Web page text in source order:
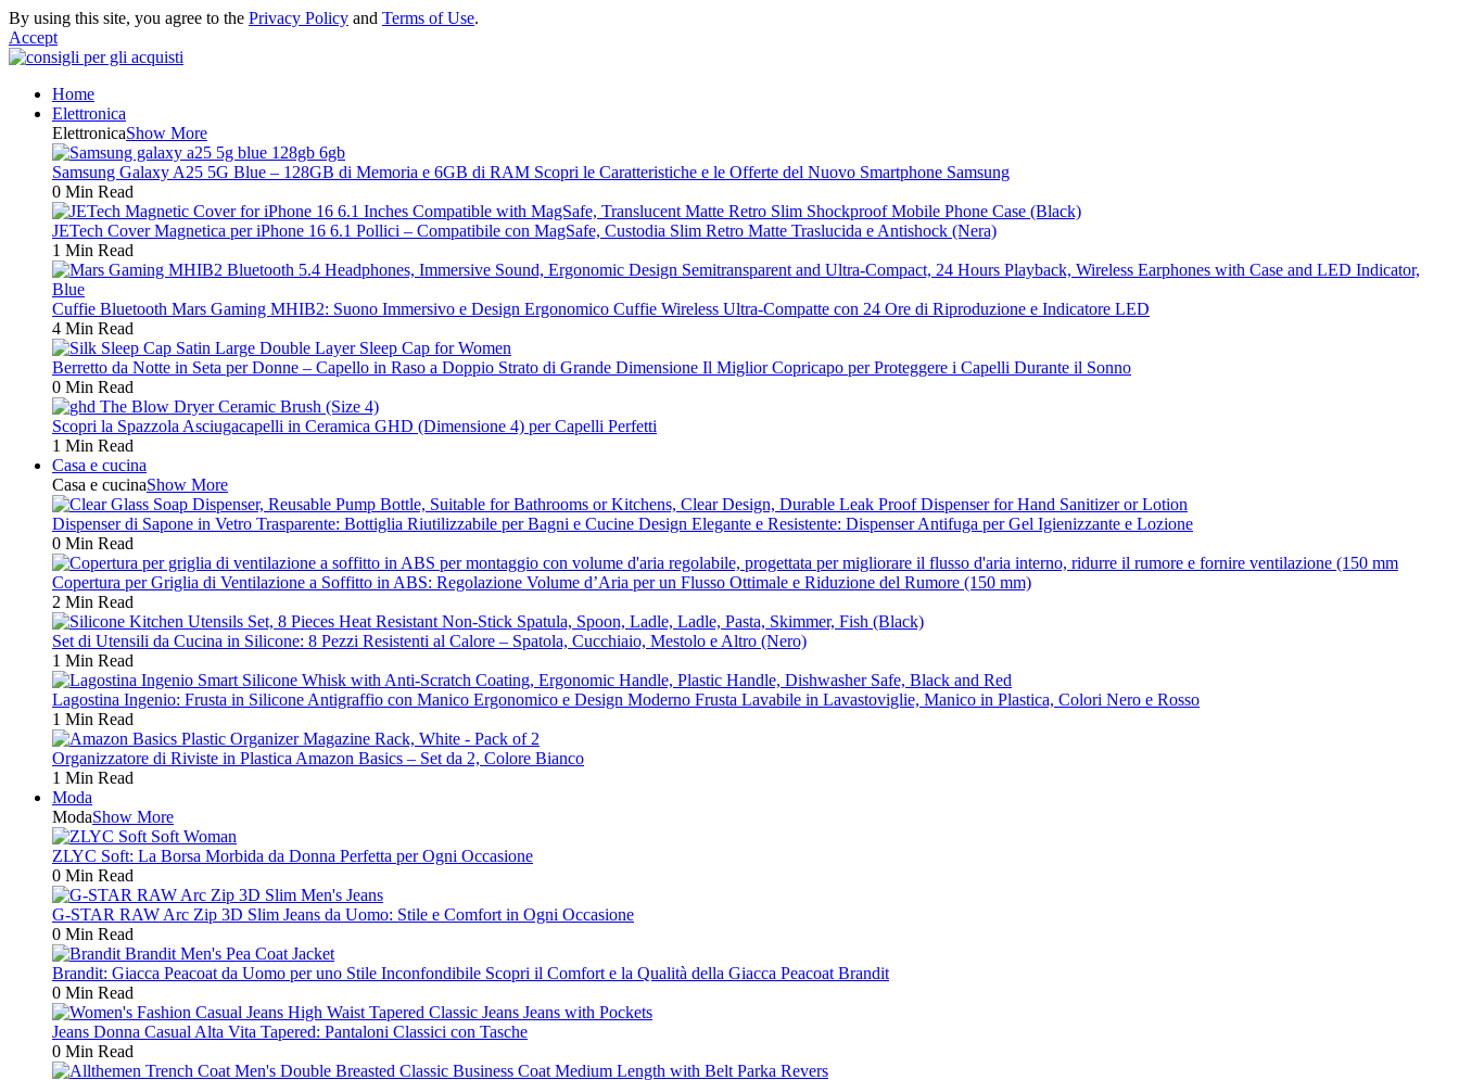
By using this site, you agree to the Privacy Policy and Terms of Use.
Accept
Home
Elettronica
ElettronicaShow More
Samsung Galaxy A25 5G Blue – 128GB di Memoria e 6GB di RAM Scopri le Caratteristiche e le Offerte del Nuovo Smartphone Samsung
0 Min Read
JETech Cover Magnetica per iPhone 16 6.1 Pollici – Compatibile con MagSafe, Custodia Slim Retro Matte Traslucida e Antishock (Nera)
1 Min Read
Cuffie Bluetooth Mars Gaming MHIB2: Suono Immersivo e Design Ergonomico Cuffie Wireless Ultra-Compatte con 24 Ore di Riproduzione e Indicatore LED
4 Min Read
Berretto da Notte in Seta per Donne – Capello in Raso a Doppio Strato di Grande Dimensione Il Miglior Copricapo per Proteggere i Capelli Durante il Sonno
0 Min Read
Scopri la Spazzola Asciugacapelli in Ceramica GHD (Dimensione 4) per Capelli Perfetti
1 Min Read
Casa e cucina
Casa e cucinaShow More
Dispenser di Sapone in Vetro Trasparente: Bottiglia Riutilizzabile per Bagni e Cucine Design Elegante e Resistente: Dispenser Antifuga per Gel Igienizzante e Lozione
0 Min Read
Copertura per Griglia di Ventilazione a Soffitto in ABS: Regolazione Volume d’Aria per un Flusso Ottimale e Riduzione del Rumore (150 mm)
2 Min Read
Set di Utensili da Cucina in Silicone: 8 Pezzi Resistenti al Calore – Spatola, Cucchiaio, Mestolo e Altro (Nero)
1 Min Read
Lagostina Ingenio: Frusta in Silicone Antigraffio con Manico Ergonomico e Design Moderno Frusta Lavabile in Lavastoviglie, Manico in Plastica, Colori Nero e Rosso
1 Min Read
Organizzatore di Riviste in Plastica Amazon Basics – Set da 2, Colore Bianco
1 Min Read
Moda
ModaShow More
ZLYC Soft: La Borsa Morbida da Donna Perfetta per Ogni Occasione
0 Min Read
G-STAR RAW Arc Zip 3D Slim Jeans da Uomo: Stile e Comfort in Ogni Occasione
0 Min Read
Brandit: Giacca Peacoat da Uomo per uno Stile Inconfondibile Scopri il Comfort e la Qualità della Giacca Peacoat Brandit
0 Min Read
Jeans Donna Casual Alta Vita Tapered: Pantaloni Classici con Tasche
0 Min Read